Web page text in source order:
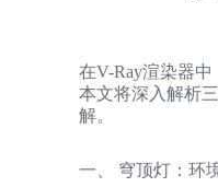
在V-Ray渲染器
本文将深入解析
解。
一、 穹顶灯：环